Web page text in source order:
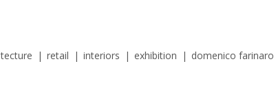
| retail | interiors | exhibition | domenico farinaro